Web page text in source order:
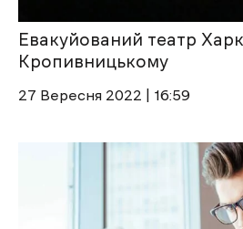
Евакуйований театр
Кропивницькому
27 Вересня 2022 | 16:59